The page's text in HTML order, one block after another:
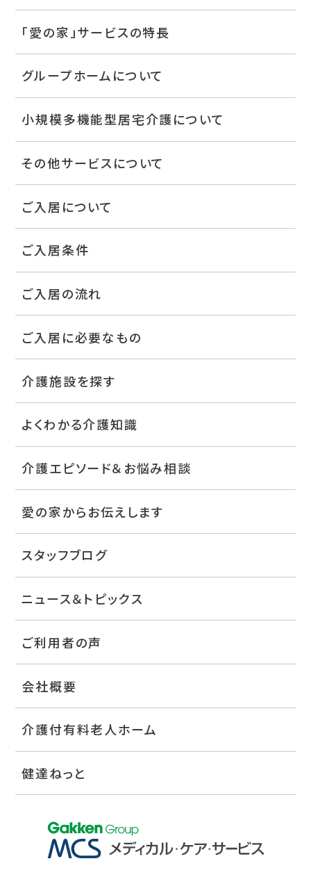
「愛の家」サービスの特長
グループホームについて
小規模多機能型居宅介護について
その他サービスについて
ご入居について
ご入居条件
ご入居の流れ
ご入居に必要なもの
介護施設を探す
よくわかる介護知識
介護エピソード＆お悩み相談
愛の家からお伝えします
スタッフブログ
ニュース＆トピックス
ご利用者の声
会社概要
介護付有料老人ホーム
健達ねっと